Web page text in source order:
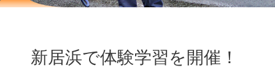
新居浜で体験学習を開催！